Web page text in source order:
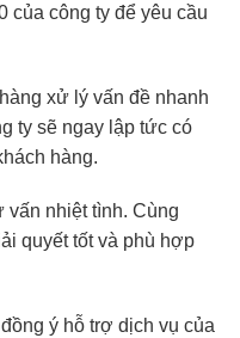
của công ty để yêu cầu
xử lý vấn đề nhanh
ty sẽ ngay lập tức có
hàng.
nhiệt tình. Cùng
quyết tốt và phù hợp
ý hỗ trợ dịch vụ của